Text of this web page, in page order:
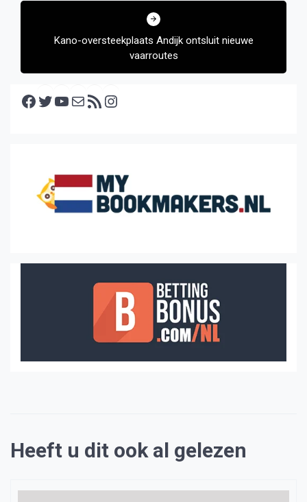
Kano-oversteekplaats Andijk ontsluit nieuwe
vaarroutes
Facebook Twitter YouTube E-mail RSS feed
Heeft u dit ook al gelezen